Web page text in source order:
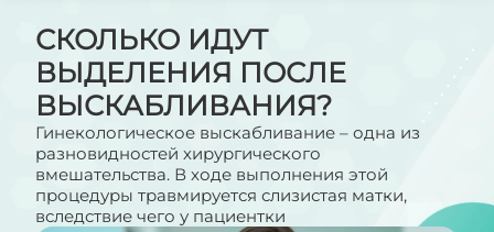
СКОЛЬКО ИДУТ
ВЫДЕЛЕНИЯ ПОСЛЕ
ВЫСКАБЛИВАНИЯ?
Гинекологическое выскабливание – одна из
разновидностей хирургического
вмешательства. В ходе выполнения этой
процедуры травмируется слизистая матки,
вследствие чего у пациентки